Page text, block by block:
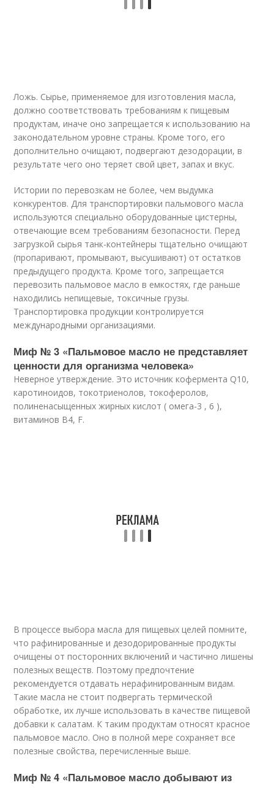
Ложь. Сырье, применяемое для изготовления масла,
должно соответствовать требованиям к пищевым
продуктам, иначе оно запрещается к использованию на
законодательном уровне страны. Кроме того, его
дополнительно очищают, подвергают дезодорации, в
результате чего оно теряет свой цвет, запах и вкус.
Истории по перевозкам не более, чем выдумка
конкурентов. Для транспортировки пальмового масла
используются специально оборудованные цистерны,
отвечающие всем требованиям безопасности. Перед
загрузкой сырья танк-контейнеры тщательно очищают
(пропаривают, промывают, высушивают) от остатков
предыдущего продукта. Кроме того, запрещается
перевозить пальмовое масло в емкостях, где раньше
находились непищевые, токсичные грузы.
Транспортировка продукции контролируется
международными организациями.
Миф № 3 «Пальмовое масло не представляет
ценности для организма человека»
Неверное утверждение. Это источник кофермента Q10,
каротиноидов, токотриенолов, токоферолов,
полиненасыщенных жирных кислот ( омега-3 , 6 ),
витаминов B4, F.
В процессе выбора масла для пищевых целей помните,
что рафинированные и дезодорированные продукты
очищены от посторонних включений и частично лишены
полезных веществ. Поэтому предпочтение
рекомендуется отдавать нерафинированным видам.
Такие масла не стоит подвергать термической
обработке, их лучше использовать в качестве пищевой
добавки к салатам. К таким продуктам относят красное
пальмовое масло. Оно в полной мере сохраняет все
полезные свойства, перечисленные выше.
Миф № 4 «Пальмовое масло добывают из